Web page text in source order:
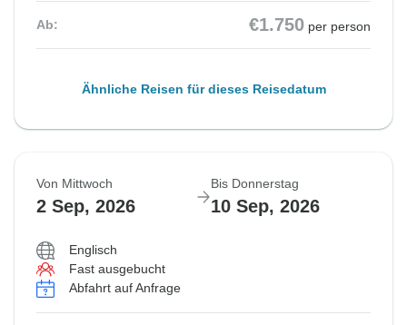
Ab: €1.750 per person
Ähnliche Reisen für dieses Reisedatum
Von Mittwoch
2 Sep, 2026
Bis Donnerstag
10 Sep, 2026
Englisch
Fast ausgebucht
Abfahrt auf Anfrage